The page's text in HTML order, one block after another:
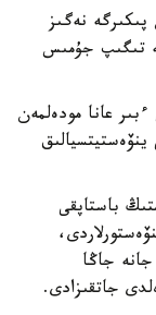
نەگىز
تىگىپ جۇمىس
عانا مودەلمەن
باستاپقى
جانە جاڭا
جاتقىزادى.